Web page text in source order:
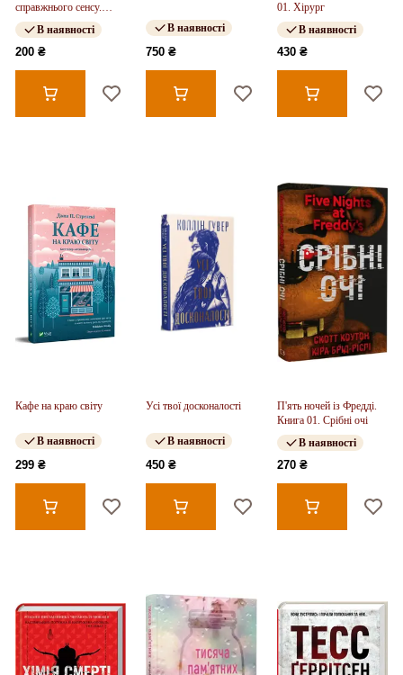
справжнього сенсу.
Психолог у концтаборі
В наявності
200 ₴
В наявності
750 ₴
01. Хірург
В наявності
430 ₴
Кафе на краю світу
В наявності
299 ₴
Усі твої досконалості
В наявності
450 ₴
П'ять ночей із Фредді.
Книга 01. Срібні очі
В наявності
270 ₴